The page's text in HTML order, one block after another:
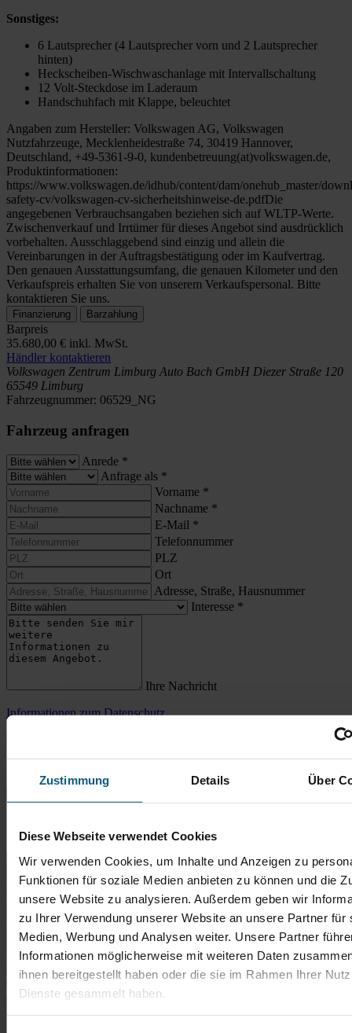
Zustimmung Details Über
Diese Webseite verwendet Cookies
Wir verwenden Cookies, um Inhalte und Anzeigen zu
Funktionen für soziale Medien anbieten zu können und die
unsere Website zu analysieren. Außerdem geben wir
zu Ihrer Verwendung unserer Website an unsere Partner für
Medien, Werbung und Analysen weiter. Unsere Partner
Informationen möglicherweise mit weiteren Daten
ihnen bereitgestellt haben oder die sie im Rahmen Ihrer
Dienste gesammelt haben.
Sonstiges:
6 Lautsprecher (4 Lautsprecher vorn und 2 Lautsprecher
hinten)
Heckscheiben-Wischwaschanlage mit Intervallschaltung
12 Volt-Steckdose im Laderaum
Handschuhfach mit Klappe, beleuchtet
Angaben zum Hersteller: Volkswagen AG, Volkswagen
Nutzfahrzeuge, Mecklenheidestraße 74, 30419 Hannover,
Deutschland, +49-5361-9-0, kundenbetreuung(at)volkswagen.de,
Produktinformationen:
https://www.volkswagen.de/idhub/content/dam/onehub_master/
safety-cv/volkswagen-cv-sicherheitshinweise-de.pdfDie
angegebenen Verbrauchsangaben beziehen sich auf WLTP-Werte.
Zwischenverkauf und Irrtümer für dieses Angebot sind ausdrücklich
vorbehalten. Ausschlaggebend sind einzig und allein die
Vereinbarungen in der Auftragsbestätigung oder im Kaufvertrag.
Den genauen Ausstattungsumfang, die genauen Kilometer und den
Verkaufspreis erhalten Sie von unserem Verkaufspersonal. Bitte
kontaktieren Sie uns.
Finanzierung Barzahlung
Barpreis
35.680,00 € inkl. MwSt.
Händler kontaktieren
Volkswagen Zentrum Limburg Auto Bach GmbH Diezer Straße 120
65549 Limburg
Fahrzeugnummer: 06529_NG
Fahrzeug anfragen
Anrede *
Anfrage als *
Vorname *
Nachname *
E-Mail *
Telefonnummer
PLZ
Ort
Adresse, Straße, Hausnummer
Interesse *
Ihre Nachricht
Informationen zum Datenschutz
Hier klicken
FriendlyCaptcha ⇗
Standort